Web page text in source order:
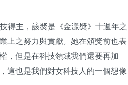
得主，該奬是《金漾奬》十週年之
上之努力與貢獻。她在頒獎前也表
，但是在科技領域我們還要再加
這也是我們對女科技人的一個想像